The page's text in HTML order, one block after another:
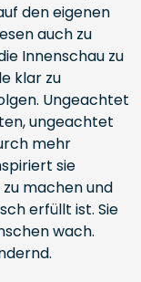
den eigenen
auch zu
Innenschau zu
klar zu
Ungeachtet
ungeachtet
mehr
sie
machen und
erfüllt ist. Sie
wach.